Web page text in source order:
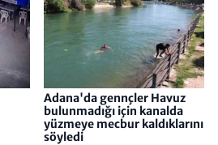
Adana'da gennçler Havuz
bulunmadığı için kanalda
yüzmeye mecbur kaldıklarını
söyledi